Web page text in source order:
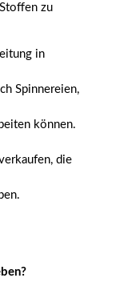
zu
in
Spinnereien,
können.
die